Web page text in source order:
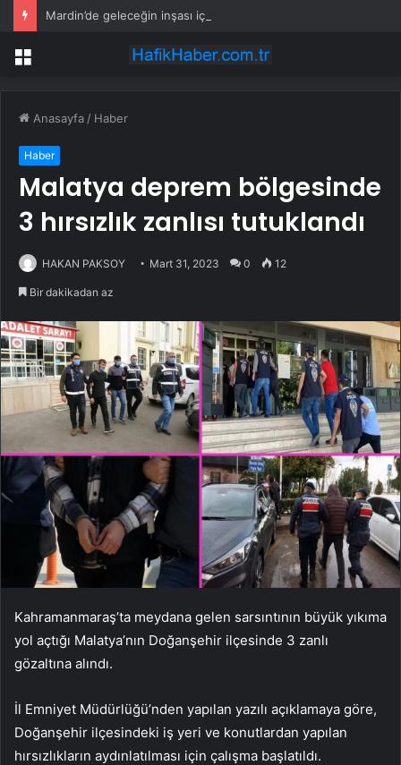
Menü
Anasayfa / Haber
Haber
Malatya deprem bölgesinde
3 hırsızlık zanlısı tutuklandı
HAKAN PAKSOY Mart 31, 2023 0 12
Bir dakikadan az
Kahramanmaraş’ta meydana gelen sarsıntının büyük yıkıma
yol açtığı Malatya’nın Doğanşehir ilçesinde 3 zanlı
gözaltına alındı.
İl Emniyet Müdürlüğü’nden yapılan yazılı açıklamaya göre,
Doğanşehir ilçesindeki iş yeri ve konutlardan yapılan
hırsızlıkların aydınlatılması için çalışma başlatıldı.